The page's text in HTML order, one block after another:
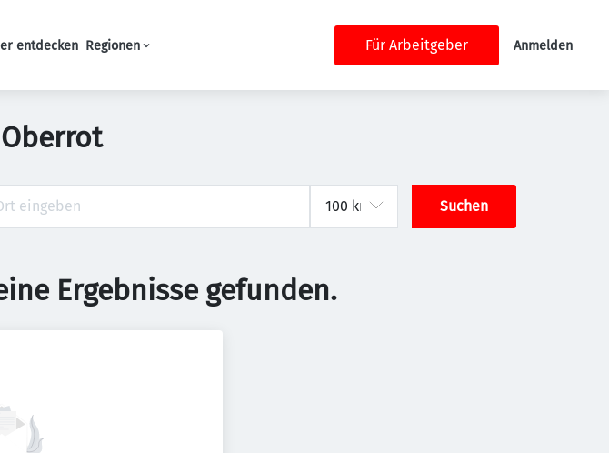
entdecken Regionen Für Arbeitgeber Anmelden
Suchen
Ergebnisse gefunden.